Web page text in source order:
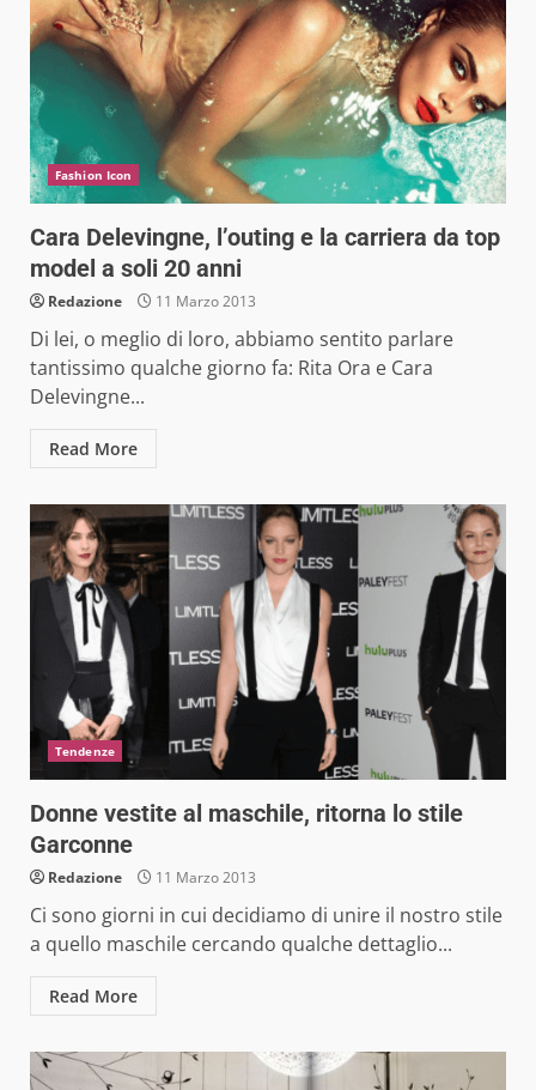
Fashion Icon
Cara Delevingne, l’outing e la carriera da top
model a soli 20 anni
Redazione 11 Marzo 2013
Di lei, o meglio di loro, abbiamo sentito parlare
tantissimo qualche giorno fa: Rita Ora e Cara
Delevingne...
Read More
Tendenze
Donne vestite al maschile, ritorna lo stile
Garconne
Redazione 11 Marzo 2013
Ci sono giorni in cui decidiamo di unire il nostro stile
a quello maschile cercando qualche dettaglio...
Read More